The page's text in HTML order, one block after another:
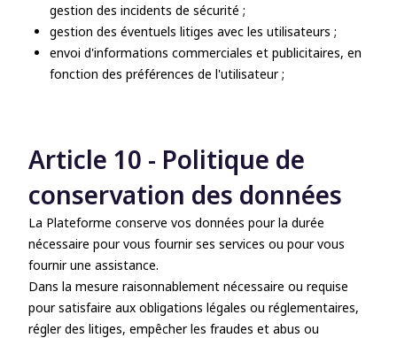
gestion des incidents de sécurité ;
gestion des éventuels litiges avec les utilisateurs ;
envoi d'informations commerciales et publicitaires, en
fonction des préférences de l'utilisateur ;
Article 10 - Politique de
conservation des données
La Plateforme conserve vos données pour la durée
nécessaire pour vous fournir ses services ou pour vous
fournir une assistance.
Dans la mesure raisonnablement nécessaire ou requise
pour satisfaire aux obligations légales ou réglementaires,
régler des litiges, empêcher les fraudes et abus ou